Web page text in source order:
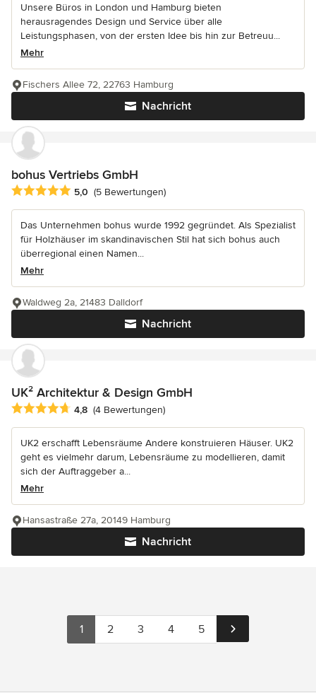
Unsere Büros in London und Hamburg bieten
herausragendes Design und Service über alle
Leistungsphasen, von der ersten Idee bis hin zur Betreuu...
Mehr
Nachricht
Fischers Allee 72, 22763 Hamburg
bohus Vertriebs GmbH
Durchschnittliche Bewertung: 5 von 5 Sternen
5,0 (5 Bewertungen)
Das Unternehmen bohus wurde 1992 gegründet. Als Spezialist
für Holzhäuser im skandinavischen Stil hat sich bohus auch
überregional einen Namen...
Mehr
Nachricht
Waldweg 2a, 21483 Dalldorf
UK² Architektur & Design GmbH
Durchschnittliche Bewertung: 4.8 von 5 Sternen
4,8 (4 Bewertungen)
UK2 erschafft Lebensräume Andere konstruieren Häuser. UK2
geht es vielmehr darum, Lebensräume zu modellieren, damit
sich der Auftraggeber a...
Mehr
Nachricht
Hansastraße 27a, 20149 Hamburg
1 2 3 4 5